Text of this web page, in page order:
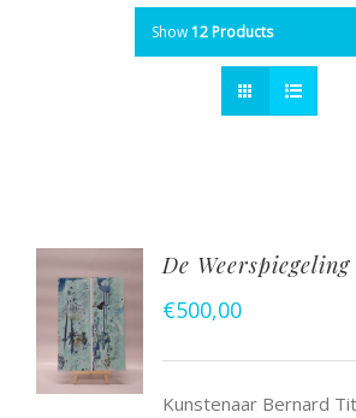
Show12 Products
TOEVOEGEN
AAN
WINKELWAGEN
De Weerspiegeling
€500,00
Kunstenaar Bernard